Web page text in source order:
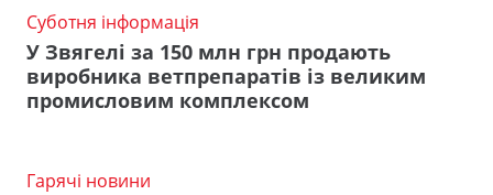
Суботня інформація
У Звягелі за 150 млн грн продають
виробника ветпрепаратів із великим
промисловим комплексом
Гарячі новини